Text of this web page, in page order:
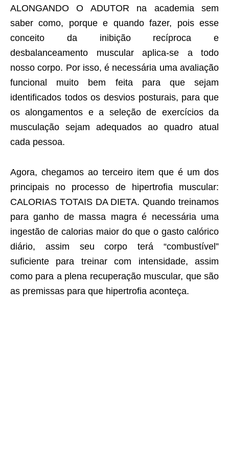
ALONGANDO O ADUTOR na academia sem
saber como, porque e quando fazer, pois esse
conceito da inibição recíproca e
desbalanceamento muscular aplica-se a todo
nosso corpo. Por isso, é necessária uma avaliação
funcional muito bem feita para que sejam
identificados todos os desvios posturais, para que
os alongamentos e a seleção de exercícios da
musculação sejam adequados ao quadro atual
cada pessoa.
Agora, chegamos ao terceiro item que é um dos
principais no processo de hipertrofia muscular:
CALORIAS TOTAIS DA DIETA. Quando treinamos
para ganho de massa magra é necessária uma
ingestão de calorias maior do que o gasto calórico
diário, assim seu corpo terá “combustível”
suficiente para treinar com intensidade, assim
como para a plena recuperação muscular, que são
as premissas para que hipertrofia aconteça.